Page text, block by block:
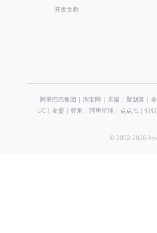
开发文档
阿里巴巴集团 | 淘宝网 | 天猫| 聚划算 |
UC| 友盟 | 虾米 | 阿里星球| 点点虫 | 钉钉
© 2002-2026